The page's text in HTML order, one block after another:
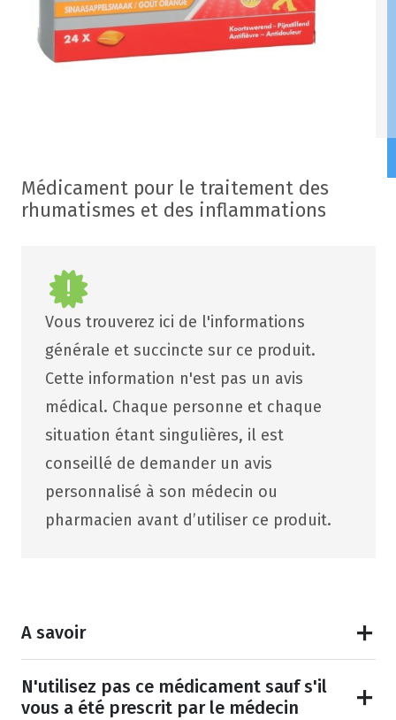
Médicament pour le traitement des
rhumatismes et des inflammations
Vous trouverez ici de l'informations
générale et succincte sur ce produit.
Cette information n'est pas un avis
médical. Chaque personne et chaque
situation étant singulières, il est
conseillé de demander un avis
personnalisé à son médecin ou
pharmacien avant d’utiliser ce produit.
A savoir
N'utilisez pas ce médicament sauf s'il
vous a été prescrit par le médecin